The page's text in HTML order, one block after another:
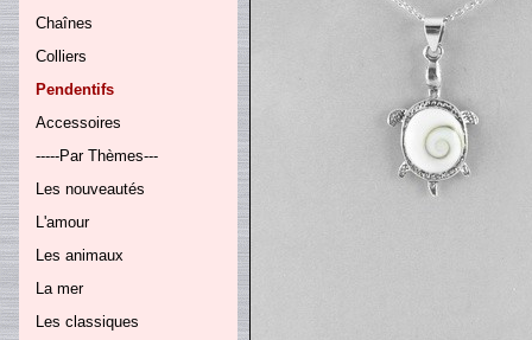
Chaînes
Colliers
Pendentifs
Accessoires
-----Par Thèmes---
Les nouveautés
L'amour
Les animaux
La mer
Les classiques